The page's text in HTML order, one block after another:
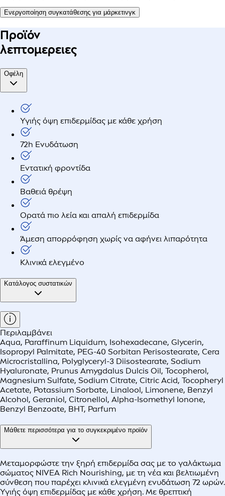
Ενεργοποίηση συγκατάθεσης για μάρκετινγκ
Προϊόν
λεπτομερειες
Οφέλη
Υγιής όψη επιδερμίδας με κάθε χρήση
72h Ενυδάτωση
Εντατική φροντίδα
Βαθειά θρέψη
Ορατά πιο λεία και απαλή επιδερμίδα
Άμεση απορρόφηση χωρίς να αφήνει λιπαρότητα
Κλινικά ελεγμένο
Κατάλογος συστατικών
Περιλαμβάνει
Aqua, Paraffinum Liquidum, Isohexadecane, Glycerin,
Isopropyl Palmitate, PEG-40 Sorbitan Perisostearate, Cera
Microcristallina, Polyglyceryl-3 Diisostearate, Sodium
Hyaluronate, Prunus Amygdalus Dulcis Oil, Tocopherol,
Magnesium Sulfate, Sodium Citrate, Citric Acid, Tocopheryl
Acetate, Potassium Sorbate, Linalool, Limonene, Benzyl
Alcohol, Geraniol, Citronellol, Alpha-Isomethyl Ionone,
Benzyl Benzoate, BHT, Parfum
Μάθετε περισσότερα για το συγκεκριμένο προϊόν
Μεταμορφώστε την ξηρή επιδερμίδα σας με το γαλάκτωμα
σώματος NIVEA Rich Nourishing, με τη νέα και βελτιωμένη
σύνθεση που παρέχει κλινικά ελεγμένη ενυδάτωση 72 ωρών.
Υγιής όψη επιδερμίδας με κάθε χρήση. Με θρεπτική